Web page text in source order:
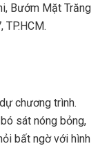
Bướm Mặt Trăng
TP.HCM.
chương trình.
sát nóng bỏng,
bất ngờ với hình